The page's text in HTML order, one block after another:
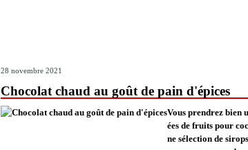
28 novembre 2021
Chocolat chaud au goût de pain d'épices
Vous prendrez bien
ées de fruits pour
ne sélection de